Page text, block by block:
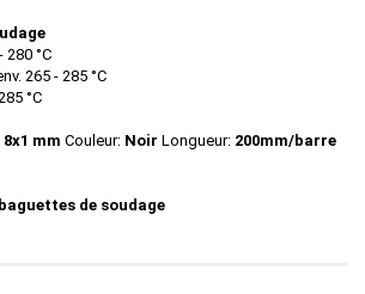
280 °C
265 - 285 °C
°C
8x1 mm Couleur: Noir Longueur: 200mm/barre
de soudage